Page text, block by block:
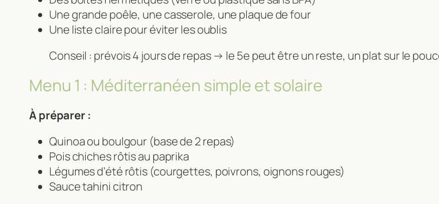
Une grande poêle, une casserole, une plaque de four
Une liste claire pour éviter les oublis
Conseil : prévois 4 jours de repas → le 5e peut être un reste, un plat sur le
Menu 1 : Méditerranéen simple et solaire
À préparer :
Quinoa ou boulgour (base de 2 repas)
Pois chiches rôtis au paprika
Légumes d’été rôtis (courgettes, poivrons, oignons rouges)
Sauce tahini citron